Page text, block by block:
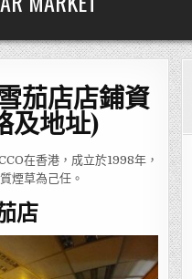
茄店店鋪資
及地址)
在香港，成立於1998年，
煙草為己任。
店